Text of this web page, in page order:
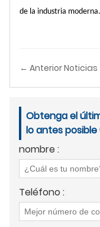
de la industria moderna.
← Anterior Noticias
Obtenga el
lo antes posible
nombre :
Teléfono :